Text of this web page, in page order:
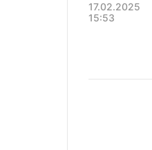
17.02.2025
15:53